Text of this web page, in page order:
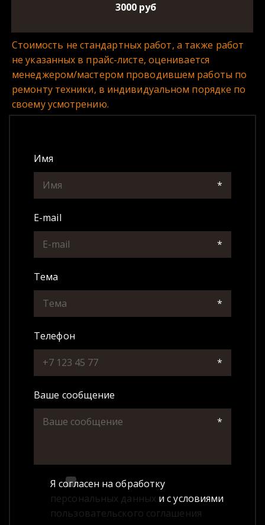
3000 руб
Стоимость не стандартных работ, а также работ
не указанных в прайс-листе, оценивается
менеджером/мастером проводившем работы по
ремонту техники, в индивидуальном порядке по
своему усмотрению.
Имя
*
E-mail
*
Тема
*
Телефон
*
Ваше сообщение
*
Я согласен на обработку
персональных данных и с условиями
пользовательского соглашения